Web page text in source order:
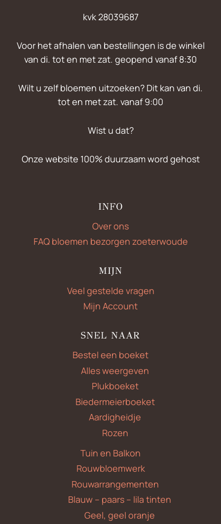
kvk 28039687
Voor het afhalen van bestellingen is de winkel
van di. tot en met zat. geopend vanaf 8:30
Wilt u zelf bloemen uitzoeken? Dit kan van di.
tot en met zat. vanaf 9:00
Wist u dat?
Onze website 100% duurzaam word gehost
INFO
Over ons
FAQ bloemen bezorgen zoeterwoude
MIJN
Veel gestelde vragen
Mijn Account
SNEL NAAR
Bestel een boeket
Alles weergeven
Plukboeket
Biedermeierboeket
Aardigheidje
Rozen
Tuin en Balkon
Rouwbloemwerk
Rouwarrangementen
Blauw – paars – lila tinten
Geel, geel oranje